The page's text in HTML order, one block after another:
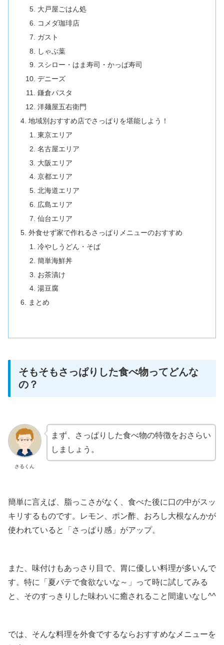
大戸屋ごはん処
コメダ珈琲店
ガスト
しゃぶ葉
スシロー・はま寿司・かっぱ寿司
デニーズ
鎌倉パスタ
洋麺屋五右衛門
地域別おすすめ店でさっぱりを堪能しよう！
東京エリア
名古屋エリア
大阪エリア
京都エリア
北海道エリア
広島エリア
仙台エリア
外食せず家で作れるさっぱりメニューのおすすめ
冷やしうどん・そば
簡単海鮮丼
お茶漬け
湯豆腐
まとめ
そもそもさっぱりした食べ物ってどんな
の？
さるくん
まず、さっぱりした食べ物の特徴をおさらい
しましょう。
簡単に言えば、脂っこさがなく、食べた後に口の中がスッ
キリするものです。レモン、ポン酢、おろし大根なんかが
使われていると「さっぱり感」がアップ。
また、味付けもあっさり目で、胃に優しい料理が多いんで
す。特に「夏バテで食欲ないな～」って時に試してみる
と、そのすっきりした味わいに癒されること間違いなし^^
では、そんな料理を外食でするならおすすめなメニューを